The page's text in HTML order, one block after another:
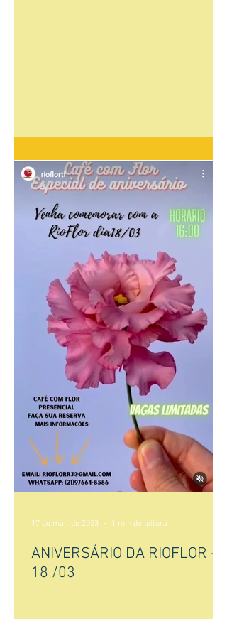
ANIVERSÁRIO DA RIOFLOR -
18 /03
17 de mar. de 2023 1 min de leitura